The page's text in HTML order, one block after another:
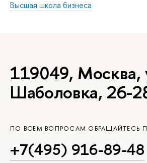
Высшая школа бизнеса
119049, Москва,
Шаболовка, 26-
ПО ВСЕМ ВОПРОСАМ ОБРАЩАЙТЕСЬ
+7(495) 916-89-48